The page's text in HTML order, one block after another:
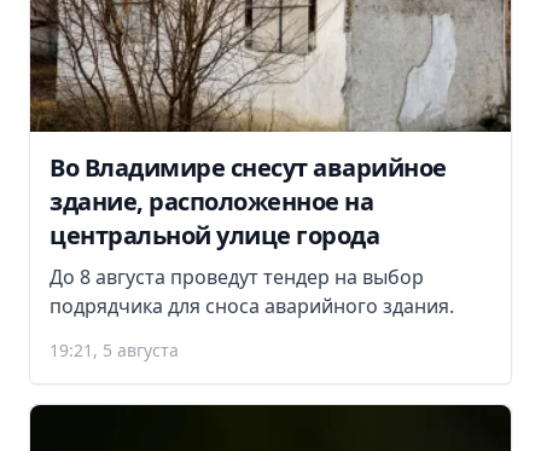
Во Владимире снесут аварийное
здание, расположенное на
центральной улице города
До 8 августа проведут тендер на выбор
подрядчика для сноса аварийного здания.
19:21, 5 августа